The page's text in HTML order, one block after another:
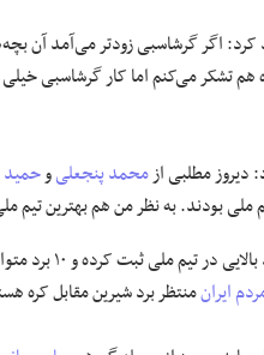
کرد: اگر گرشاسبی زودتر می‌آمد آن
هم تشکر می‌کنم اما کار گرشاسبی
دیروز مطلبی ازمحمد پنجعلیو
بودند. به نظر من هم بهترین تیم
همه مردم
ایرانمنتظر برد شیرین مقابل کره